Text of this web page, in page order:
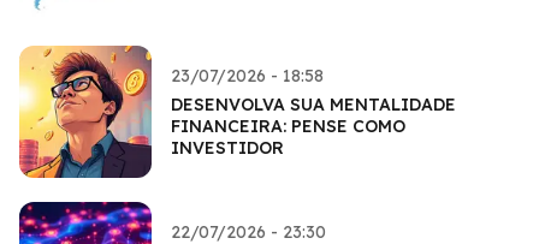
23/07/2026 - 18:58
DESENVOLVA SUA MENTALIDADE
FINANCEIRA: PENSE COMO
INVESTIDOR
22/07/2026 - 23:30